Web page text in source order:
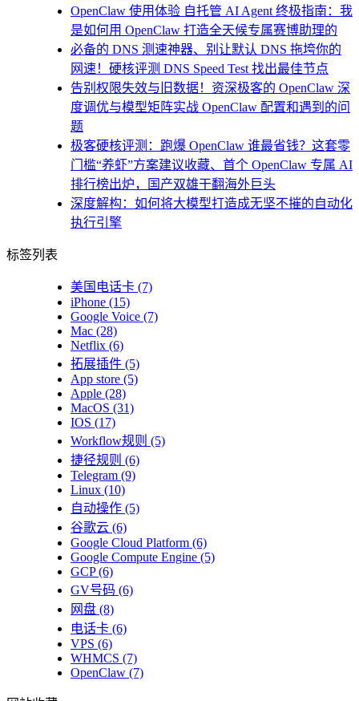
OpenClaw 使用体验 自托管 AI Agent 终极指南：我
是如何用 OpenClaw 打造全天候专属赛博助理的
必备的 DNS 测速神器、别让默认 DNS 拖垮你的
网速！硬核评测 DNS Speed Test 找出最佳节点
告别权限失效与旧数据！资深极客的 OpenClaw 深
度调优与模型矩阵实战 OpenClaw 配置和遇到的问
题
极客硬核评测：跑爆 OpenClaw 谁最省钱？这套零
门槛“养虾”方案建议收藏、首个 OpenClaw 专属 AI
排行榜出炉，国产双雄干翻海外巨头
深度解构：如何将大模型打造成无坚不摧的自动化
执行引擎
标签列表
美国电话卡 (7)
iPhone (15)
Google Voice (7)
Mac (28)
Netflix (6)
拓展插件 (5)
App store (5)
Apple (28)
MacOS (31)
IOS (17)
Workflow规则 (5)
捷径规则 (6)
Telegram (9)
Linux (10)
自动操作 (5)
谷歌云 (6)
Google Cloud Platform (6)
Google Compute Engine (5)
GCP(6)
GV号码 (6)
网盘 (8)
电话卡 (6)
VPS (6)
WHMCS (7)
OpenClaw (7)